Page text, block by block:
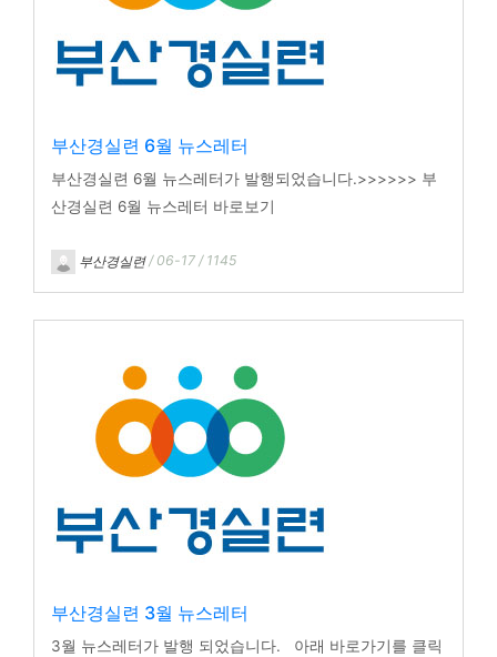
부산경실련 6월 뉴스레터
부산경실련 6월 뉴스레터가 발행되었습니다.>>>>>> 부
산경실련 6월 뉴스레터 바로보기
부산경실련/ 06-17 / 1145
부산경실련 3월 뉴스레터
3월 뉴스레터가 발행 되었습니다. 아래 바로가기를 클릭